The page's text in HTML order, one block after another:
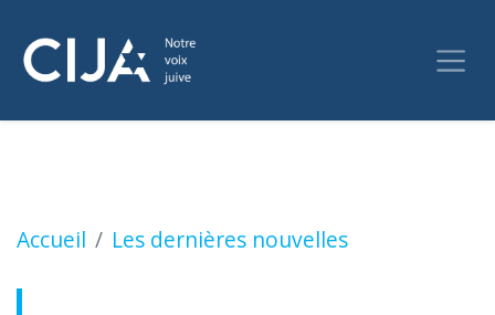
Accueil Les dernières nouvelles
La société Samidoun, basée à Vancouver,